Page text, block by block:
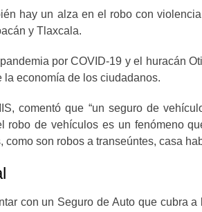
hay un alza en el robo con
y Tlaxcala.
por COVID-19 y el huracán
economía de los ciudadanos.
comentó que “un seguro de
de vehículos es un fenómeno
son robos a transeúntes, casa
con un Seguro de Auto que cubra